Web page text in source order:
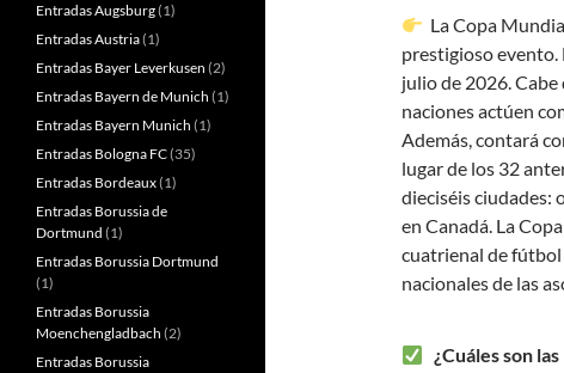
La Copa
prestigioso evento.
julio de 2026.
naciones actúen
Además, contará
lugar de los 32
dieciséis ciudades:
en Canadá. La
cuatrienal de fútbol
nacionales de las
¿Cuáles son
Entradas Augsburg(1)
Entradas Austria(1)
Entradas Bayer Leverkusen (2)
Entradas Bayern de Munich (1)
Entradas Bayern Munich (1)
Entradas Bologna FC(35)
Entradas Bordeaux(1)
Entradas Borussia de
Dortmund (1)
Entradas Borussia Dortmund
(1)
Entradas Borussia
Moenchengladbach (2)
Entradas Borussia